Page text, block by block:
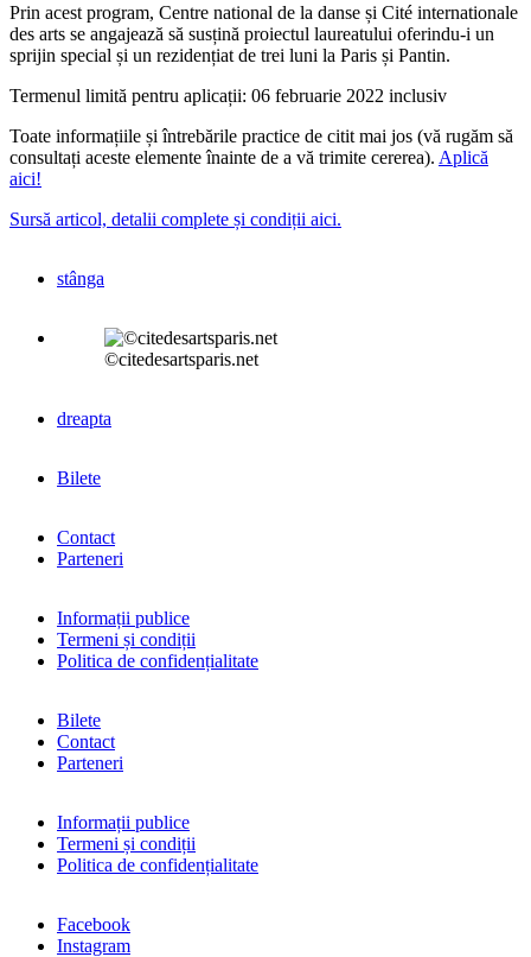
Prin acest program, Centre national de la danse și Cité internationale
des arts se angajează să susțină proiectul laureatului oferindu-i un
sprijin special și un rezidențiat de trei luni la Paris și Pantin.
Termenul limită pentru aplicații: 06 februarie 2022 inclusiv
Toate informațiile și întrebările practice de citit mai jos (vă rugăm să
consultați aceste elemente înainte de a vă trimite cererea). Aplică
aici!
Sursă articol, detalii complete și condiții aici.
stânga
©citedesartsparis.net
dreapta
Bilete
Contact
Parteneri
Informații publice
Termeni și condiții
Politica de confidențialitate
Bilete
Contact
Parteneri
Informații publice
Termeni și condiții
Politica de confidențialitate
Facebook
Instagram